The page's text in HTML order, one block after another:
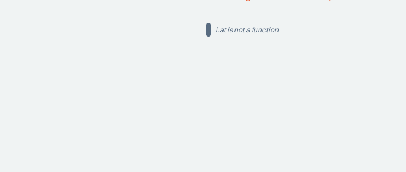
i.at is not a function